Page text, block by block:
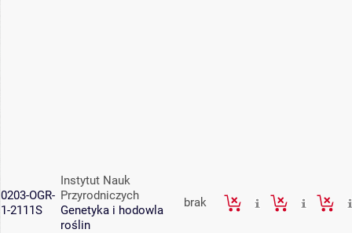
0203-OGR-
1-2111S
Instytut Nauk
Przyrodniczych
Genetyka i hodowla
roślin
brak